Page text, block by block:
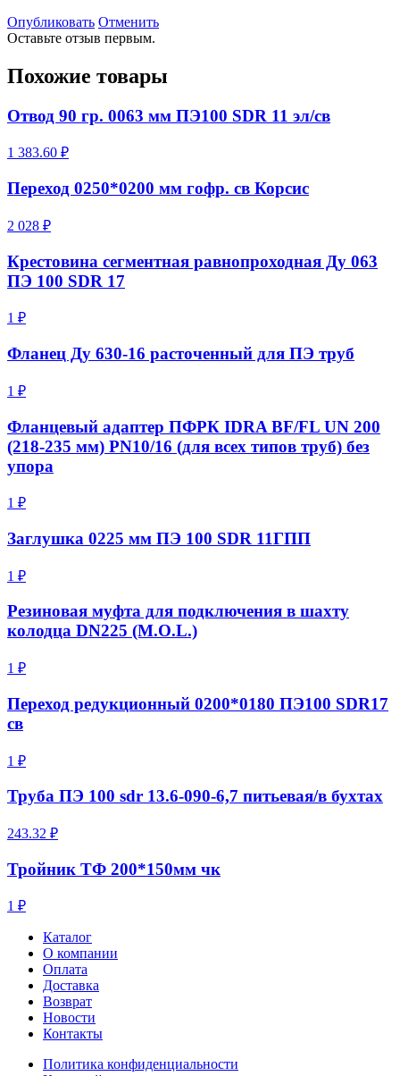
Опубликовать Отменить
Оставьте отзыв первым.
Похожие товары
Отвод 90 гр. 0063 мм ПЭ100 SDR 11 эл/св
1 383.60 ₽
Переход 0250*0200 мм гофр. св Корсис
2 028 ₽
Крестовина сегментная равнопроходная Ду 063
ПЭ 100 SDR 17
1 ₽
Фланец Ду 630-16 расточенный для ПЭ труб
1 ₽
Фланцевый адаптер ПФРК IDRA BF/FL UN 200
(218-235 мм) PN10/16 (для всех типов труб) без
упора
1 ₽
Заглушка 0225 мм ПЭ 100 SDR 11ГПП
1 ₽
Резиновая муфта для подключения в шахту
колодца DN225 (M.O.L.)
1 ₽
Переход редукционный 0200*0180 ПЭ100 SDR17
св
1 ₽
Труба ПЭ 100 sdr 13.6-090-6,7 питьевая/в бухтах
243.32 ₽
Тройник ТФ 200*150мм чк
1 ₽
Каталог
О компании
Оплата
Доставка
Возврат
Новости
Контакты
Политика конфиденциальности